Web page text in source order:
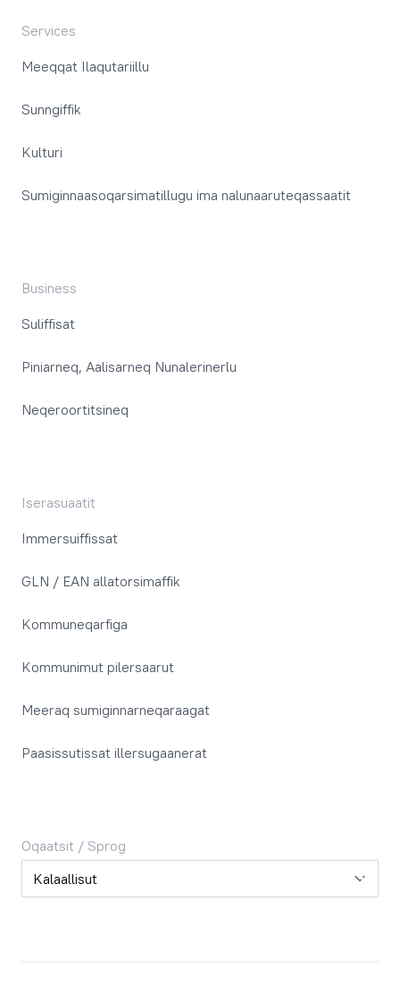
Services
Meeqqat Ilaqutariillu
Sunngiffik
Kulturi
Sumiginnaasoqarsimatillugu ima nalunaaruteqassaatit
Business
Suliffisat
Piniarneq, Aalisarneq Nunalerinerlu
Neqeroortitsineq
Iserasuaatit
Immersuiffissat
GLN / EAN allatorsimaffik
Kommuneqarfiga
Kommunimut pilersaarut
Meeraq sumiginnarneqaraagat
Paasissutissat illersugaanerat
Oqaatsit / Sprog
Oqaatsit / Sprog